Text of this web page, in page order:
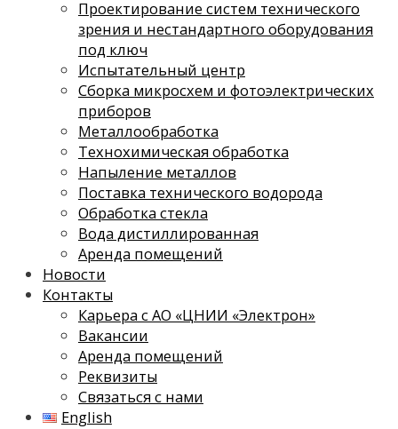
Проектирование систем технического
зрения и нестандартного оборудования
под ключ
Испытательный центр
Сборка микросхем и фотоэлектрических
приборов
Металлообработка
Технохимическая обработка
Напыление металлов
Поставка технического водорода
Обработка стекла
Вода дистиллированная
Аренда помещений
Новости
Контакты
Карьера с АО «ЦНИИ «Электрон»
Вакансии
Аренда помещений
Реквизиты
Связаться с нами
English